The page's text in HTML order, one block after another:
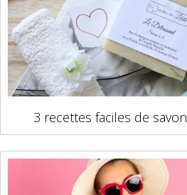
3 recettes faciles de